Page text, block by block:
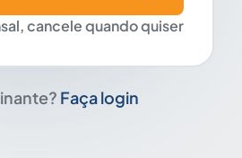
cancele quando quiser
Faça login